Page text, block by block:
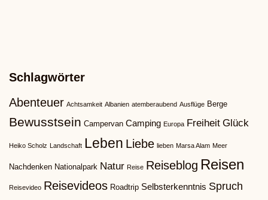
Schlagwörter
Abenteuer Achtsamkeit Albanien atemberaubend Ausflüge Berge
Bewusstsein Campervan Camping Europa Freiheit Glück
Heiko Scholz Landschaft Leben Liebe lieben Marsa Alam Meer
Nachdenken Nationalpark Natur Reise Reiseblog Reisen
Reisevideo Reisevideos Roadtrip Selbsterkenntnis Spruch